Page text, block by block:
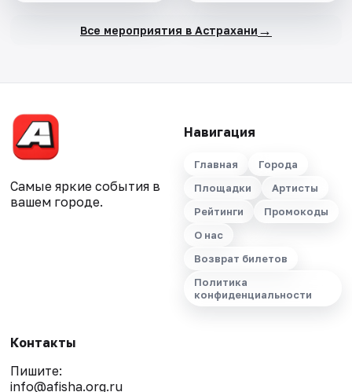
Все мероприятия в Астрахани →
Самые яркие события в
вашем городе.
Навигация
Главная
Города
Площадки
Артисты
Рейтинги
Промокоды
О нас
Возврат билетов
Политика
конфиденциальности
Контакты
Пишите:
info@afisha.org.ru